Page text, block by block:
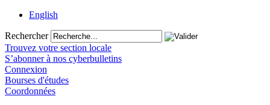
English
Rechercher
Trouvez votre section locale
S’abonner à nos cyberbulletins
Connexion
Bourses d'études
Coordonnées